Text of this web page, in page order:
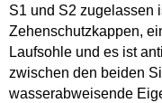
S1 und S2 zugelassen
Zehenschutzkappen,
Laufsohle und es ist
zwischen den beiden
wasserabweisende